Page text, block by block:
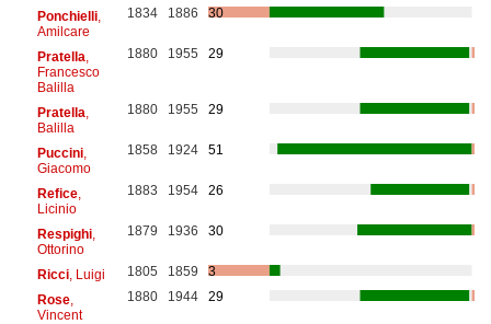
Ponchielli,
Amilcare
1834 1886 30
Pratella
Francesco
Balilla
1880 1955 29
Pratella
Balilla
1880 1955 29
Puccini,
Giacomo
1858 1924 51
Refice,
Licinio
1883 1954 26
Respighi,
Ottorino
1879 1936 30
Ricci, Luigi 1805 1859
3
Rose,
Vincent
1880 1944 29